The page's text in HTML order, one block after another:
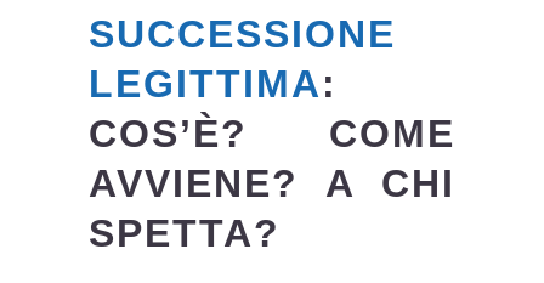
SUCCESSIONE
LEGITTIMA:
COS’È? COME
AVVIENE? A CHI
SPETTA?